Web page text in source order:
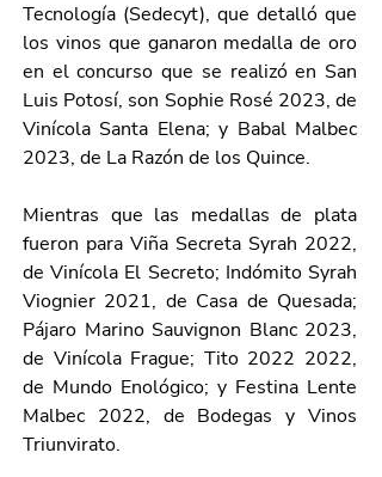
Tecnología (Sedecyt), que detalló que
los vinos que ganaron medalla de oro
en el concurso que se realizó en San
Luis Potosí, son Sophie Rosé 2023, de
Vinícola Santa Elena; y Babal Malbec
2023, de La Razón de los Quince.
Mientras que las medallas de plata
fueron para Viña Secreta Syrah 2022,
de Vinícola El Secreto; Indómito Syrah
Viognier 2021, de Casa de Quesada;
Pájaro Marino Sauvignon Blanc 2023,
de Vinícola Frague; Tito 2022 2022,
de Mundo Enológico; y Festina Lente
Malbec 2022, de Bodegas y Vinos
Triunvirato.